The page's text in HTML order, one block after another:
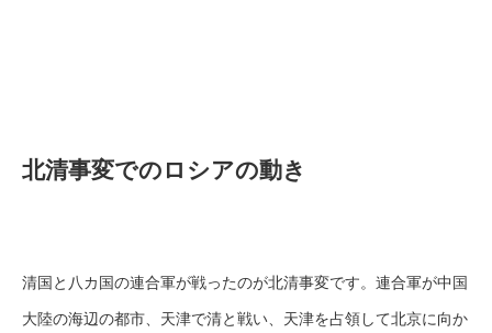
北清事変でのロシアの動き
清国と八カ国の連合軍が戦ったのが北清事変です。連合軍が中国
大陸の海辺の都市、天津で清と戦い、天津を占領して北京に向か